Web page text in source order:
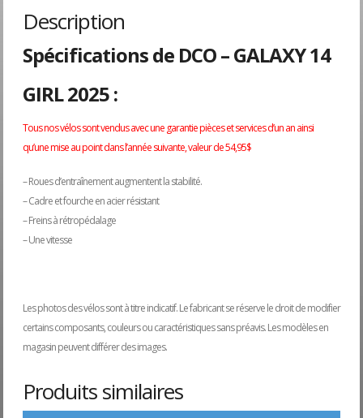
Description
Spécifications de DCO – GALAXY 14
GIRL 2025 :
Tous nos vélos sont vendus avec une garantie pièces et services d’un an ainsi
qu’une mise au point dans l’année suivante, valeur de 54,95$
– Roues d’entraînement augmentent la stabilité.
– Cadre et fourche en acier résistant
– Freins à rétropédalage
– Une vitesse
Les photos des vélos sont à titre indicatif. Le fabricant se réserve le droit de modifier
certains composants, couleurs ou caractéristiques sans préavis. Les modèles en
magasin peuvent différer des images.
Produits similaires